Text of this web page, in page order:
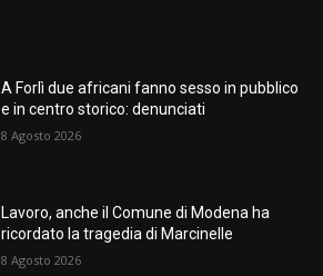
A Forlì due africani fanno sesso in pubblico
e in centro storico: denunciati
8 Agosto 2026
Lavoro, anche il Comune di Modena ha
ricordato la tragedia di Marcinelle
8 Agosto 2026